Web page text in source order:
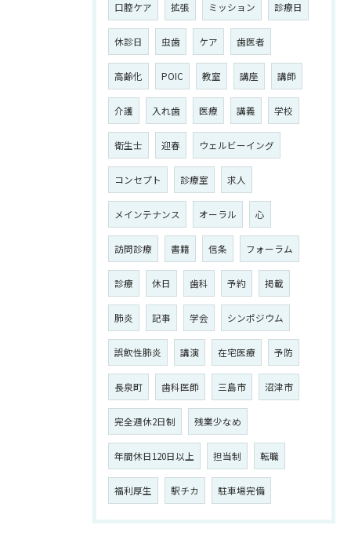
口腔ケア 拡張 ミッション 診療日
休診日 虫歯 ケア 歯医者
高齢化 POIC 教室 講座 講師
介護 入れ歯 医療 講義 学校
衛生士 迎春 ウェルビーイング
コンセプト 診療室 求人
メインテナンス オーラル 心
訪問診療 書籍 信条 フォーラム
診療 休日 歯科 予約 掲載
肺炎 記事 学会 シンポジウム
誤飲性肺炎 講演 在宅医療 予防
長泉町 歯科医師 三島市 沼津市
完全週休2日制 残業少なめ
年間休日120日以上 担当制 転職
福利厚生 駅チカ 駐車場完備